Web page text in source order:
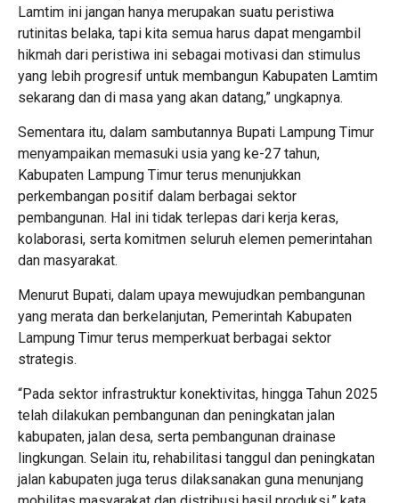
Lamtim ini jangan hanya merupakan suatu peristiwa
rutinitas belaka, tapi kita semua harus dapat mengambil
hikmah dari peristiwa ini sebagai motivasi dan stimulus
yang lebih progresif untuk membangun Kabupaten Lamtim
sekarang dan di masa yang akan datang,” ungkapnya.
Sementara itu, dalam sambutannya Bupati Lampung Timur
menyampaikan memasuki usia yang ke-27 tahun,
Kabupaten Lampung Timur terus menunjukkan
perkembangan positif dalam berbagai sektor
pembangunan. Hal ini tidak terlepas dari kerja keras,
kolaborasi, serta komitmen seluruh elemen pemerintahan
dan masyarakat.
Menurut Bupati, dalam upaya mewujudkan pembangunan
yang merata dan berkelanjutan, Pemerintah Kabupaten
Lampung Timur terus memperkuat berbagai sektor
strategis.
“Pada sektor infrastruktur konektivitas, hingga Tahun 2025
telah dilakukan pembangunan dan peningkatan jalan
kabupaten, jalan desa, serta pembangunan drainase
lingkungan. Selain itu, rehabilitasi tanggul dan peningkatan
jalan kabupaten juga terus dilaksanakan guna menunjang